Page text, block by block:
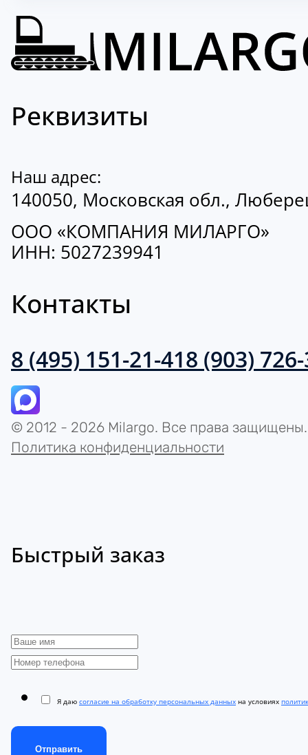
Реквизиты
Наш адрес:
140050, Московская обл.,
ООО «КОМПАНИЯ МИЛАРГО»
ИНН: 5027239941
Контакты
8 (495) 151-21-418 (903)
© 2012 - 2026 Milargo. Все права защищены.
Политика конфиденциальности
Быстрый заказ
Я даю согласие на обработку персональных данных на условиях
Отправить